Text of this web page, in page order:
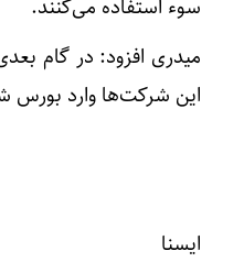
سوء استفاده می‌کنند.
میدری افزود: در گام
این شرکت‌ها وارد بورس
ایسنا